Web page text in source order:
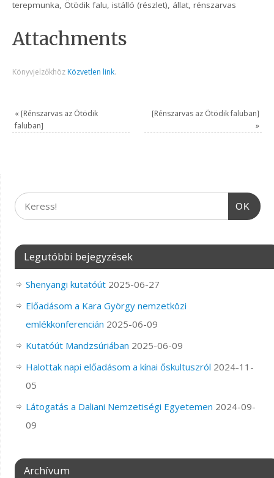
terepmunka, Ötödik falu, istálló (részlet), állat, rénszarvas
Attachments
Könyvjelzőkhöz Közvetlen link.
« [Rénszarvas az Ötödik
faluban]
[Rénszarvas az Ötödik faluban]
»
OK
Legutóbbi bejegyzések
Shenyangi kutatóút 2025-06-27
Előadásom a Kara György nemzetközi
emlékkonferencián 2025-06-09
Kutatóút Mandzsúriában 2025-06-09
Halottak napi előadásom a kínai őskultuszról 2024-11-
05
Látogatás a Daliani Nemzetiségi Egyetemen 2024-09-
09
Archívum